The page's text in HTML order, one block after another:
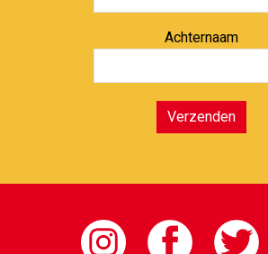
Achternaam
Verzenden